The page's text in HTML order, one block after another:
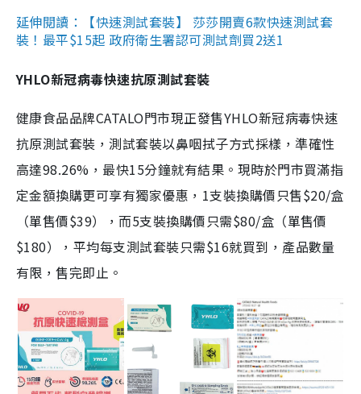
延伸閱讀：【快速測試套裝】 莎莎開賣6款快速測試套
裝！最平$15起 政府衛生署認可測試劑買2送1
YHLO新冠病毒快速抗原測試套裝
健康食品品牌CATALO門市現正發售YHLO新冠病毒快速
抗原測試套裝，測試套裝以鼻咽拭子方式採樣，準確性
高達98.26%，最快15分鐘就有結果。現時於門市買滿指
定金額換購更可享有獨家優惠，1支裝換購價只售$20/盒
（單售價$39），而5支裝換購價只需$80/盒（單售價
$180），平均每支測試套裝只需$16就買到，產品數量
有限，售完即止。